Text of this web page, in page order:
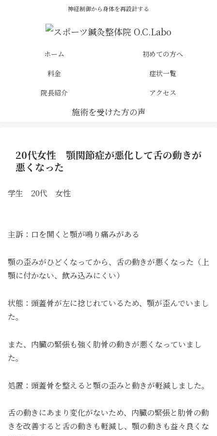
神経制御から身体を再設計する
ホーム
初めての方へ
料金
症状一覧
院長紹介
アクセス
20代女性 顎関節症が悪化して舌の動きが
悪くなった
学生 20代 女性
主訴：口を開くと顎が鳴り痛みがある
顎の歪みがひどくなってから、舌の動きが悪くなった（上
顎に付かない、飲み込みにくい）
状態：頭蓋骨が左に捻じれているため、顎が歪んでいまし
た。
また、内臓の緊張も強く肋骨の動きが悪くなっていまし
た。
処置：頭蓋骨を整えると顎の歪みと動きが軽減しました。
舌の動きにあまり変化がないため、内臓の緊張と肋骨の動
きを改善すると舌の動きも軽減し、顎の動きも益々良くな